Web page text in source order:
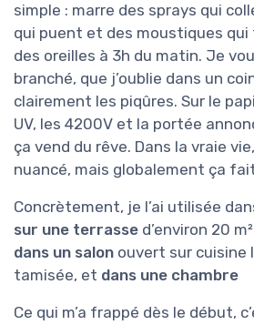
simple : marre des sprays qui
qui puent et des moustiques
des oreilles à 3h du matin. Je
branché, que j’oublie dans un
clairement les piqûres. Sur le
UV, les 4200V et la portée
ça vend du rêve. Dans la vraie
nuancé, mais globalement ça
Concrètement, je l’ai utilisée
sur une terrasse d’environ 20
dans un salon ouvert sur cuisine
tamisée, et dans une chambre
Ce qui m’a frappé dès le début,